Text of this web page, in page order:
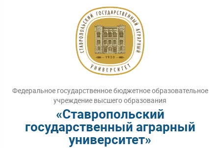
Федеральное государственное бюджетное образовательное
учреждение высшего образования
«Ставропольский
государственный аграрный
университет»